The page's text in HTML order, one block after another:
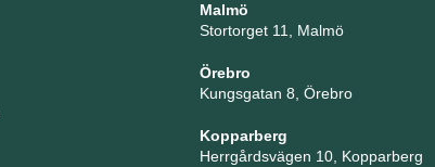
Malmö
Stortorget 11, Malmö
Örebro
Kungsgatan 8, Örebro
Kopparberg
Herrgårdsvägen 10, Kopparberg